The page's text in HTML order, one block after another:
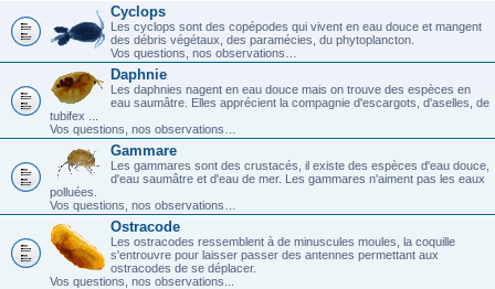
Cyclops
Les cyclops sont des copépodes qui vivent en eau douce et mangent
des débris végétaux, des paramécies, du phytoplancton.
Vos questions, nos observations…
Daphnie
Les daphnies nagent en eau douce mais on trouve des espèces en
eau saumâtre. Elles apprécient la compagnie d'escargots, d'aselles, de
tubifex ...
Vos questions, nos observations…
Gammare
Les gammares sont des crustacés, il existe des espèces d'eau douce,
d'eau saumâtre et d'eau de mer. Les gammares n'aiment pas les eaux
polluées.
Vos questions, nos observations…
Ostracode
Les ostracodes ressemblent à de minuscules moules, la coquille
s'entrouvre pour laisser passer des antennes permettant aux
ostracodes de se déplacer.
Vos questions, nos observations...